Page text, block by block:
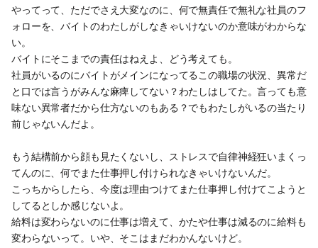
やってって、ただでさえ大変なのに、何で無責任で無礼な社員のフ
ォローを、バイトのわたしがしなきゃいけないのか意味がわからな
い。
バイトにそこまでの責任はねえよ、どう考えても。
社員がいるのにバイトがメインになってるこの職場の状況、異常だ
と口では言うがみんな麻痺してない？わたしはしてた。言っても意
味ない異常者だから仕方ないのもある？でもわたしがいるの当たり
前じゃないんだよ。
もう結構前から顔も見たくないし、ストレスで自律神経狂いまくっ
てんのに、何でまた仕事押し付けられなきゃいけないんだ。
こっちからしたら、今度は理由つけてまた仕事押し付けてこようと
してるとしか感じないよ。
給料は変わらないのに仕事は増えて、かたや仕事は減るのに給料も
変わらないって。いや、そこはまだわかんないけど。